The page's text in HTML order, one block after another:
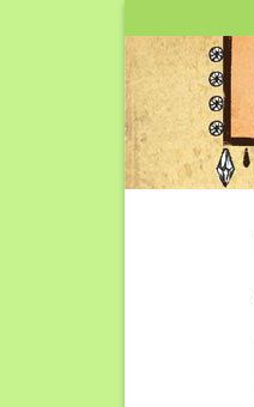
content